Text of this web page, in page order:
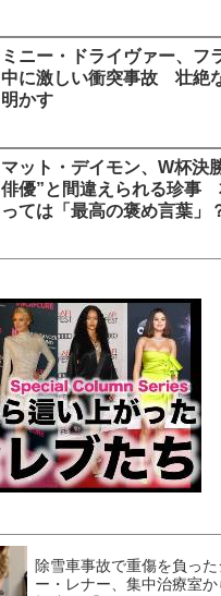
ミニー・ドライヴァー、フ
中に激しい衝突事故 壮絶
明かす
マット・デイモン、W杯決
俳優”と間違えられる珍事
っては「最高の褒め言葉」
除雪車事故で重傷を負った
ー・レナー、集中治療室